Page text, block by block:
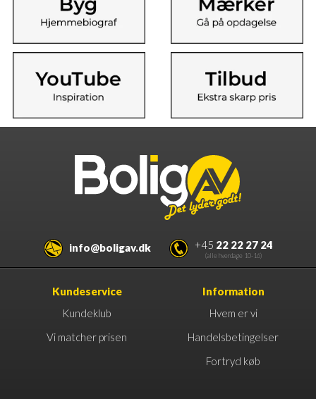
info@boligav.dk +45 22 22 27 24
(alle hverdage 10-16)
Kundeservice
Kundeklub
Vi matcher prisen
Information
Hvem er vi
Handelsbetingelser
Fortryd køb